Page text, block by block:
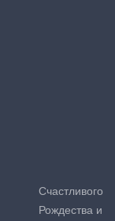
Счастливого
Рождества и